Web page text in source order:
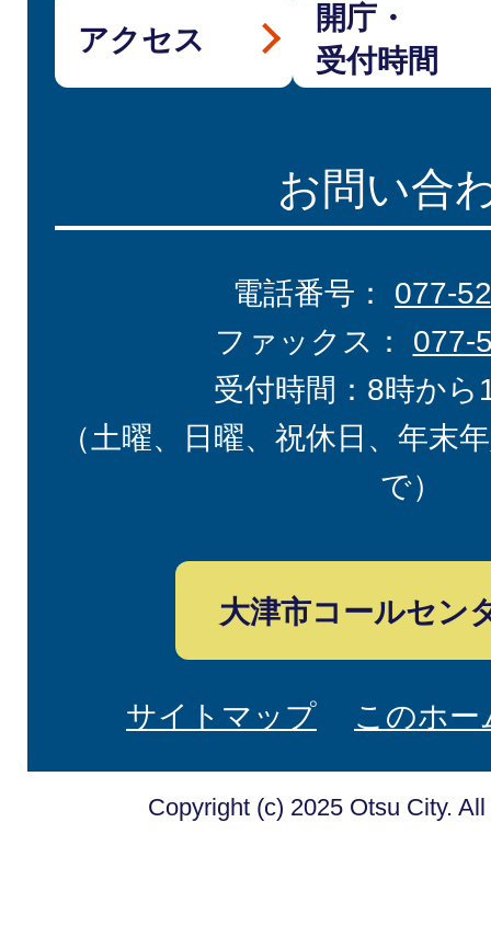
アクセス
開庁・
受付時間
お問い合
電話番号： 077-
ファックス： 077-
受付時間：8時から
（土曜、日曜、祝休日、年末
で）
大津市コールセン
サイトマップ このホ
Copyright (c) 2025 Otsu City.